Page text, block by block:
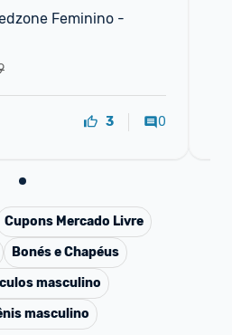
Feminino -
3 0
Cupons Mercado Livre
Bonés e Chapéus
masculino
masculino